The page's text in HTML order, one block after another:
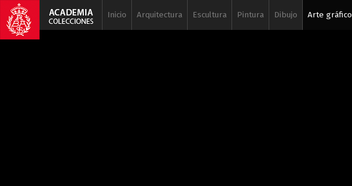
Inicio Arquitectura Escultura Pintura Dibujo Arte gráfico